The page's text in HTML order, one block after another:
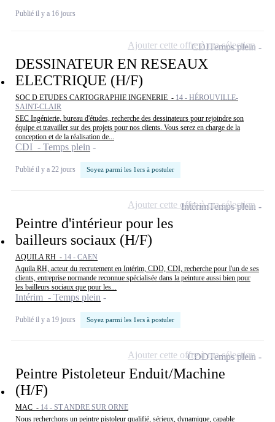
Publié il y a 16 jours
DESSINATEUR EN RESEAUX
ELECTRIQUE (H/F)
SOC D ETUDES CARTOGRAPHIE INGENERIE - 14 - HÉROUVILLE-
SAINT-CLAIR
SEC Ingénierie, bureau d'études, recherche des dessinateurs pour rejoindre son
équipe et travailler sur des projets pour nos clients. Vous serez en charge de la
conception et de la réalisation de...
CDI - Temps plein
Publié il y a 22 jours Soyez parmi les 1ers à postuler
CDITemps plein
Ajouter cette offre à ma sélection
Peintre d'intérieur pour les
bailleurs sociaux (H/F)
AQUILA RH - 14 - CAEN
Aquila RH, acteur du recrutement en Intérim, CDD, CDI, recherche pour l'un de ses
clients, entreprise normande reconnue spécialisée dans la peinture aussi bien pour
les bailleurs sociaux que pour les...
Intérim - Temps plein
Publié il y a 19 jours Soyez parmi les 1ers à postuler
IntérimTemps plein
Ajouter cette offre à ma sélection
Peintre Pistoleteur Enduit/Machine
(H/F)
MAC - 14 - ST ANDRE SUR ORNE
Nous recherchons un peintre pistoleur qualifié, sérieux, dynamique, capable
CDDTemps plein
Ajouter cette offre à ma sélection